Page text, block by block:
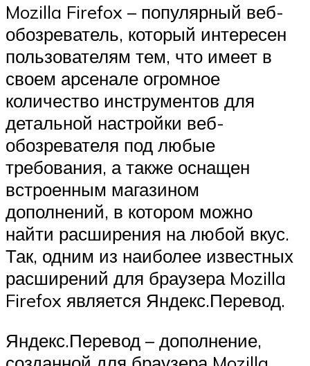
Mozilla Firefox – популярный веб-
обозреватель, который интересен
пользователям тем, что имеет в
своем арсенале огромное
количество инструментов для
детальной настройки веб-
обозревателя под любые
требования, а также оснащен
встроенным магазином
дополнений, в котором можно
найти расширения на любой вкус.
Так, одним из наиболее известных
расширений для браузера Mozilla
Firefox является Яндекс.Перевод.
Яндекс.Перевод – дополнение,